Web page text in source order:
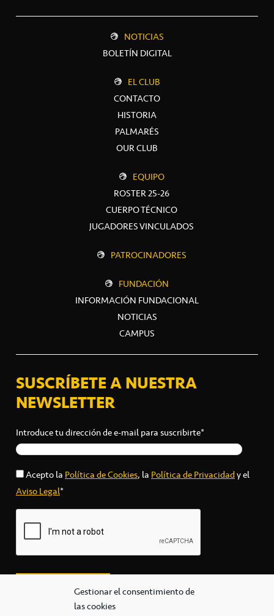
Gestionar el consentimiento de
las cookies
NOTICIAS
BOLETÍN DIGITAL
EL CLUB
CONTACTO
HISTORIA
PALMARÉS
OUR CLUB
EQUIPO
ROSTER 25-26
CUERPO TÉCNICO
JUGADORES VINCULADOS
PATROCINADORES
FUNDACIÓN
INFORMACIÓN FUNDACIONAL
NOTICIAS
CAMPUS
SUSCRÍBETE A NUESTRA
NEWSLETTER
Introduce tu dirección de e-mail para suscribirte*
Acepto laPolítica de Cookies, laPolítica de Privacidady el
Aviso Legal*